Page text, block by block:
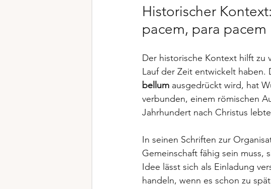
Historischer
pacem, para pacem
Der historische Kontext hilft zu
Lauf der Zeit entwickelt haben.
bellum ausgedrückt wird, hat
verbunden, einem römischen
Jahrhundert nach Christus
In seinen Schriften zur
Gemeinschaft fähig sein muss,
Idee lässt sich als Einladung
handeln, wenn es schon zu